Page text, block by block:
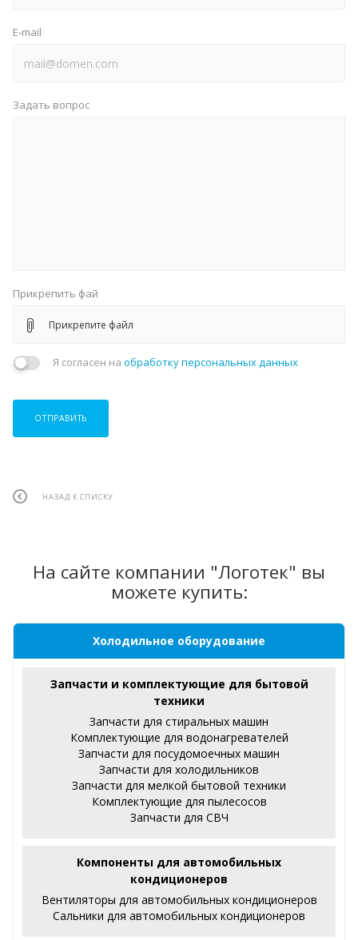
E-mail
Задать вопрос
Прикрепить фай
Прикрепите файл
Я согласен на обработку персональных данных
ОТПРАВИТЬ
НАЗАД К СПИСКУ
На сайте компании "Логотек" вы
можете купить:
Холодильное оборудование
Запчасти и комплектующие для бытовой
техники
Запчасти для стиральных машин
Комплектующие для водонагревателей
Запчасти для посудомоечных машин
Запчасти для холодильников
Запчасти для мелкой бытовой техники
Комплектующие для пылесосов
Запчасти для СВЧ
Компоненты для автомобильных
кондиционеров
Вентиляторы для автомобильных кондиционеров
Сальники для автомобильных кондиционеров